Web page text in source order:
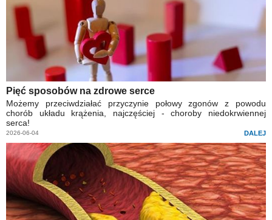
Pięć sposobów na zdrowe serce
Możemy przeciwdziałać przyczynie połowy zgonów z powodu
chorób układu krążenia, najczęściej - choroby niedokrwiennej
serca!
2026-06-04 DALEJ